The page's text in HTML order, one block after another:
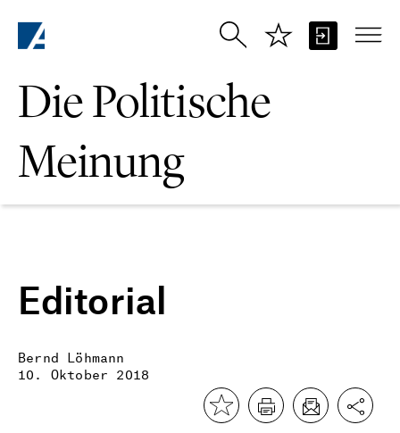
Die Politische
Meinung
Editorial
Bernd Löhmann
10. Oktober 2018